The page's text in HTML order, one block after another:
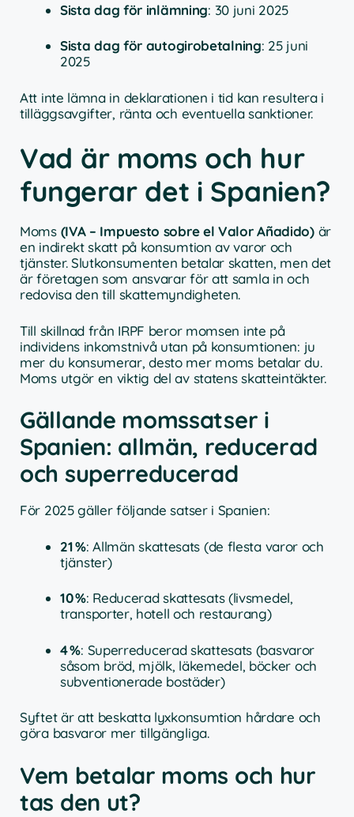
Sista dag för inlämning: 30 juni 2025
Sista dag för autogirobetalning: 25 juni
2025
Att inte lämna in deklarationen i tid kan resultera i
tilläggsavgifter, ränta och eventuella sanktioner.
Vad är moms och hur
fungerar det i Spanien?
Moms(IVA – Impuesto sobre el Valor Añadido)är
en indirekt skatt på konsumtion av varor och
tjänster. Slutkonsumenten betalar skatten, men det
är företagen som ansvarar för att samla in och
redovisa den till skattemyndigheten.
Till skillnad från IRPF beror momsen inte på
individens inkomstnivå utan på konsumtionen: ju
mer du konsumerar, desto mer moms betalar du.
Moms utgör en viktig del av statens skatteintäkter.
Gällande momssatser i
Spanien: allmän, reducerad
och superreducerad
För 2025 gäller följande satser i Spanien:
21 %: Allmän skattesats (de flesta varor och
tjänster)
10 %: Reducerad skattesats (livsmedel,
transporter, hotell och restaurang)
4 %: Superreducerad skattesats (basvaror
såsom bröd, mjölk, läkemedel, böcker och
subventionerade bostäder)
Syftet är att beskatta lyxkonsumtion hårdare och
göra basvaror mer tillgängliga.
Vem betalar moms och hur
tas den ut?